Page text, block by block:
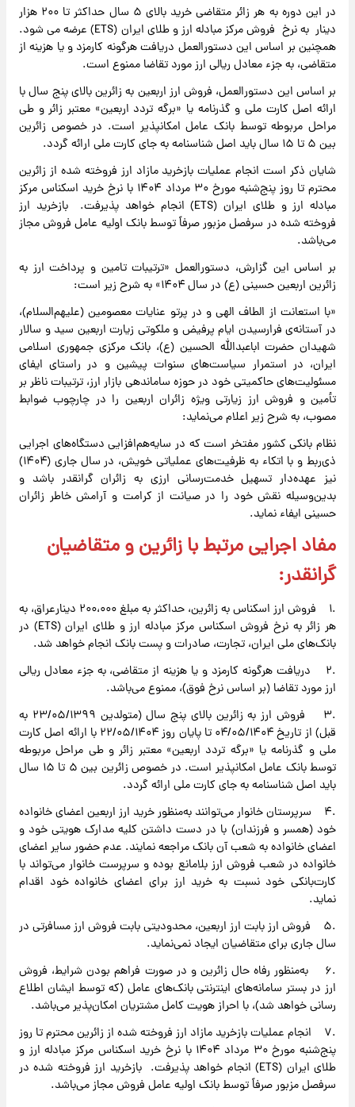
در این دوره به هر زائر متقاضی خرید بالای ۵ سال حداکثر تا ۲۰۰ هزار
دینار به نرخ فروش مرکز مبادله ارز و طلای ایران (ETS) عرضه می شود.
همچنین بر اساس این دستورالعمل دریافت هرگونه کارمزد و یا هزینه از
متقاضی، به جزء معادل ریالی ارز مورد تقاضا ممنوع است.
بر اساس این دستورالعمل، فروش ارز اربعین به زائرین بالای پنج سال با
ارائه اصل کارت ملی و گذرنامه یا «برگه تردد اربعین» معتبر زائر و طی
مراحل مربوطه توسط بانک عامل امکانپذیر است. در خصوص زائرین
بین ۵ تا ۱۵ سال باید اصل شناسنامه به جای کارت ملی ارائه گردد.
شایان ذکر است انجام عملیات بازخرید مازاد ارز فروخته شده از زائرین
محترم تا روز پنج‌شنبه مورخ ۳۰ مرداد ۱۴۰۴ با نرخ خرید اسکناس مرکز
مبادله ارز و طلای ایران (ETS) انجام خواهد پذیرفت. بازخرید ارز
فروخته شده در سرفصل مزبور صرفاً توسط بانک اولیه عامل فروش مجاز
می‌باشد.
بر اساس این گزارش، دستورالعمل «ترتیبات تامین و پرداخت ارز به
زائرین اربعین حسینی (ع) در سال ۱۴۰۴» به شرح زیر است:
«با استعانت از الطاف الهی و در پرتو عنایات معصومین (علیهم‌السلام)،
در آستانه‌ی فرارسیدن ایام پرفیض و ملکوتی زیارت اربعین سید و سالار
شهیدان حضرت اباعبدالله الحسین (ع)، بانک مرکزی جمهوری اسلامی
ایران، در استمرار سیاست‌های سنوات پیشین و در راستای ایفای
مسئولیت‌های حاکمیتی خود در حوزه ساماندهی بازار ارز، ترتیبات ناظر بر
تأمین و فروش ارز زیارتی ویژه زائران اربعین را در چارچوب ضوابط
مصوب، به شرح زیر اعلام می‌نماید:
نظام بانکی کشور مفتخر است که در سایه‌هم‌افزایی دستگاه‌های اجرایی
ذی‌ربط و با اتکاء به ظرفیت‌های عملیاتی خویش، در سال جاری (۱۴۰۴)
نیز عهده‌دار تسهیل خدمت‌رسانی ارزی به زائران گرانقدر باشد و
بدین‌وسیله نقش خود را در صیانت از کرامت و آرامش خاطر زائران
حسینی ایفاء نماید.
مفاد اجرایی مرتبط با زائرین و متقاضیان
گرانقدر:
.۱ فروش ارز اسکناس به زائرین، حداکثر به مبلغ ۲۰۰،۰۰۰ دینارعراق، به
هر زائر به نرخ فروش اسکناس مرکز مبادله ارز و طلای ایران (ETS) در
بانک‌های ملی ایران، تجارت، صادرات و پست بانک انجام خواهد شد.
.۲ دریافت هرگونه کارمزد و یا هزینه از متقاضی، به جزء معادل ریالی
ارز مورد تقاضا (بر اساس نرخ فوق)، ممنوع می‌باشد.
.۳ فروش ارز به زائرین بالای پنج سال (متولدین ۲۳/۰۵/۱۳۹۹ به
قبل) از تاریخ ۰۴‌/۰۵‌/۱۴۰۴ تا پایان روز ۲۲‌/۰۵‌/۱۴۰۴ با ارائه اصل کارت
ملی و گذرنامه یا «برگه تردد اربعین» معتبر زائر و طی مراحل مربوطه
توسط بانک عامل امکانپذیر است. در خصوص زائرین بین ۵ تا ۱۵ سال
باید اصل شناسنامه به جای کارت ملی ارائه گردد.
.۴ سرپرستان خانوار می‌توانند به‌منظور خرید ارز اربعین اعضای خانواده
خود (همسر و فرزندان) با در دست داشتن کلیه مدارک هویتی خود و
اعضای خانواده به شعب آن بانک مراجعه نمایند. عدم حضور سایر اعضای
خانواده در شعب فروش ارز بلامانع بوده و سرپرست خانوار می‌تواند با
کارت‌بانکی خود نسبت به خرید ارز برای اعضای خانواده خود اقدام
نماید.
.۵ فروش ارز بابت ارز اربعین، محدودیتی بابت فروش ارز مسافرتی در
سال جاری برای متقاضیان ایجاد نمی‌نماید.
.۶ به‌منظور رفاه حال زائرین و در صورت فراهم بودن شرایط، فروش
ارز در بستر سامانه‌های اینترنتی بانک‌های عامل (که توسط ایشان اطلاع
رسانی خواهد شد)، با احراز هویت کامل مشتریان امکان‌پذیر می‌باشد.
.۷ انجام عملیات بازخرید مازاد ارز فروخته شده از زائرین محترم تا روز
پنج‌شنبه مورخ ۳۰ مرداد ۱۴۰۴ با نرخ خرید اسکناس مرکز مبادله ارز و
طلای ایران (ETS) انجام خواهد پذیرفت. بازخرید ارز فروخته شده در
سرفصل مزبور صرفاً توسط بانک اولیه عامل فروش مجاز می‌باشد.